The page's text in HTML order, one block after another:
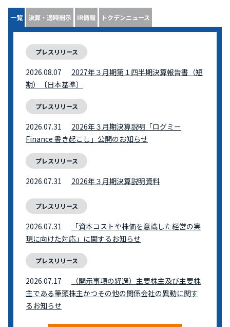
一覧 決算・適時開示 IR情報 トクデンニュース
プレスリリース
2026.08.07
2027年３月期第１四半期決算報告書（短
期）〔日本基準〕
プレスリリース
2026.07.31
2026年３月期決算説明「ログミー
Finance 書き起こし」公開のお知らせ
プレスリリース
2026.07.31 2026年３月期決算説明資料
プレスリリース
2026.07.31
「資本コストや株価を意識した経営の実
現に向けた対応」に関するお知らせ
プレスリリース
2026.07.17
（開示事項の経過）主要株主及び主要株
主である筆頭株主かつその他の関係会社の異動に関す
るお知らせ